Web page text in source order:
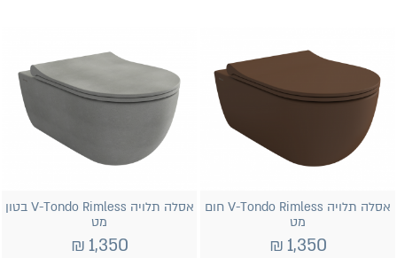
אסלה תלויה V-Tondo Rimless חום
מט
1,350
₪
אסלה תלויה V-Tondo Rimless בטון
מט
1,350
₪